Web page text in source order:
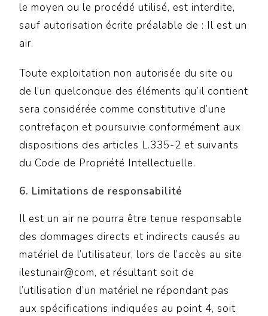
le moyen ou le procédé utilisé, est interdite,
sauf autorisation écrite préalable de : Il est un
air.
Toute exploitation non autorisée du site ou
de l’un quelconque des éléments qu’il contient
sera considérée comme constitutive d’une
contrefaçon et poursuivie conformément aux
dispositions des articles L.335-2 et suivants
du Code de Propriété Intellectuelle.
6. Limitations de responsabilité
Il est un air ne pourra être tenue responsable
des dommages directs et indirects causés au
matériel de l’utilisateur, lors de l’accès au site
ilestunair@com, et résultant soit de
l’utilisation d’un matériel ne répondant pas
aux spécifications indiquées au point 4, soit